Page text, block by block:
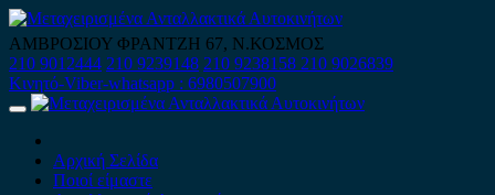
Skip
to
content
ΑΜΒΡΟΣΙΟΥ ΦΡΑΝΤΖΗ 67, Ν.ΚΟΣΜΟΣ
210 9012444 210 9239148 210 9238158 210 9026839
Κινητό-Viber-whatsapp : 6980507900
Primary
Αρχική Σελίδα
Ποιοί είμαστε